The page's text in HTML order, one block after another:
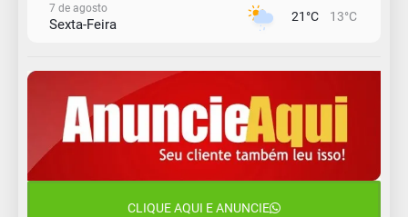
7 de agosto
Sexta-Feira 21°C 13°C
Sábado 23°C 11°C
9 de agosto
Domingo
Segunda-Feira
CLIQUE AQUI E ANUNCIE